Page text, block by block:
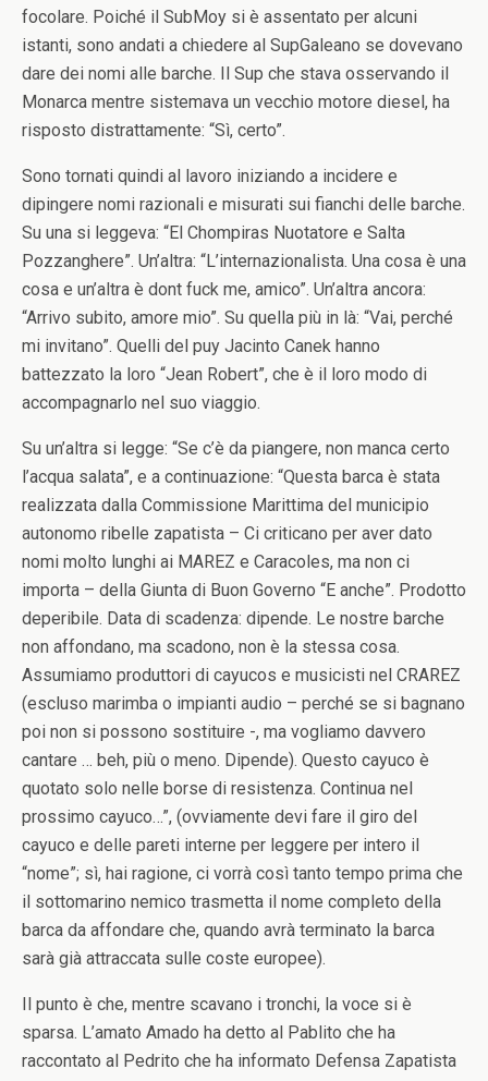
focolare. Poiché il SubMoy si è assentato per alcuni
istanti, sono andati a chiedere al SupGaleano se dovevano
dare dei nomi alle barche. Il Sup che stava osservando il
Monarca mentre sistemava un vecchio motore diesel, ha
risposto distrattamente: “Sì, certo”.
Sono tornati quindi al lavoro iniziando a incidere e
dipingere nomi razionali e misurati sui fianchi delle barche.
Su una si leggeva: “El Chompiras Nuotatore e Salta
Pozzanghere”. Un’altra: “L’internazionalista. Una cosa è una
cosa e un’altra è dont fuck me, amico”. Un’altra ancora:
“Arrivo subito, amore mio”. Su quella più in là: “Vai, perché
mi invitano”. Quelli del puy Jacinto Canek hanno
battezzato la loro “Jean Robert”, che è il loro modo di
accompagnarlo nel suo viaggio.
Su un’altra si legge: “Se c’è da piangere, non manca certo
l’acqua salata”, e a continuazione: “Questa barca è stata
realizzata dalla Commissione Marittima del municipio
autonomo ribelle zapatista – Ci criticano per aver dato
nomi molto lunghi ai MAREZ e Caracoles, ma non ci
importa – della Giunta di Buon Governo “E anche”. Prodotto
deperibile. Data di scadenza: dipende. Le nostre barche
non affondano, ma scadono, non è la stessa cosa.
Assumiamo produttori di cayucos e musicisti nel CRAREZ
(escluso marimba o impianti audio – perché se si bagnano
poi non si possono sostituire -, ma vogliamo davvero
cantare … beh, più o meno. Dipende). Questo cayuco è
quotato solo nelle borse di resistenza. Continua nel
prossimo cayuco…”, (ovviamente devi fare il giro del
cayuco e delle pareti interne per leggere per intero il
“nome”; sì, hai ragione, ci vorrà così tanto tempo prima che
il sottomarino nemico trasmetta il nome completo della
barca da affondare che, quando avrà terminato la barca
sarà già attraccata sulle coste europee).
Il punto è che, mentre scavano i tronchi, la voce si è
sparsa. L’amato Amado ha detto al Pablito che ha
raccontato al Pedrito che ha informato Defensa Zapatista